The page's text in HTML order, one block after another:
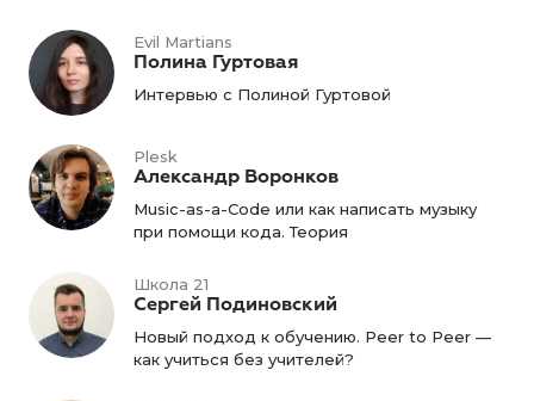
Evil Martians
Полина Гуртовая
Интервью с Полиной Гуртовой
Plesk
Александр Воронков
Music-as-a-Code или как написать музыку
при помощи кода. Теория
Школа 21
Сергей Подиновский
Новый подход к обучению. Peer to Peer —
как учиться без учителей?